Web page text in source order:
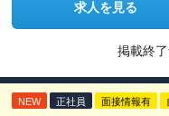
求人を見る
掲載終
NEW 正社員 面接情報有